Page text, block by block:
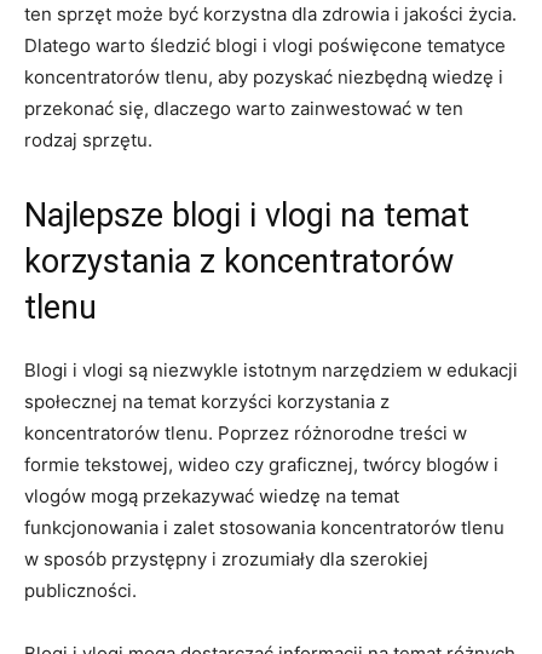
ten sprzęt może być korzystna dla zdrowia i jakości‍ życia.
Dlatego warto śledzić blogi i vlogi poświęcone tematyce
koncentratorów tlenu, aby pozyskać niezbędną wiedzę i
przekonać się, dlaczego warto zainwestować w⁤ ten
⁢rodzaj sprzętu.
Najlepsze blogi i vlogi na temat
korzystania z koncentratorów
tlenu
Blogi i vlogi ⁢są niezwykle istotnym narzędziem w edukacji
społecznej na temat korzyści korzystania‌ z
koncentratorów tlenu. Poprzez różnorodne treści w ​
formie tekstowej, ​wideo czy⁣ graficznej, twórcy ​blogów ‌i
vlogów mogą przekazywać wiedzę na temat
funkcjonowania i zalet stosowania koncentratorów tlenu
w sposób przystępny ​i zrozumiały dla ​szerokiej
publiczności.